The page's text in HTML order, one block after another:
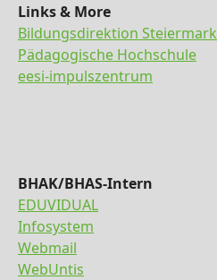
Links & More
Bildungsdirektion Steiermark
Pädagogische Hochschule
eesi-impulszentrum
BHAK/BHAS-Intern
EDUVIDUAL
Infosystem
Webmail
WebUntis